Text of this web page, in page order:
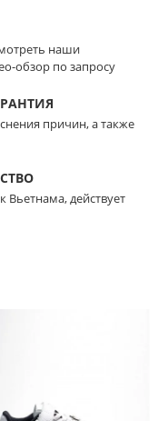
наши
обзор по запросу
причин, а также
Вьетнама, действует